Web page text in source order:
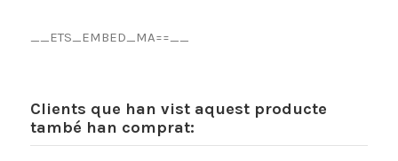
__ETS_EMBED_MA==__
Clients que han vist aquest producte
també han comprat: